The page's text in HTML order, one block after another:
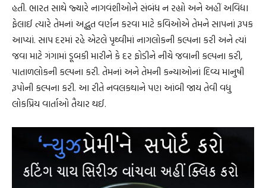
હતી. ભારત સાથે જ્યારે નાગવંશીઓને સંબંધ ન રહ્યો અને અહીં અવિદ્યા
ફેલાઈ ત્યારે તેમનાં અદ્ભુત વર્ણન કરવા માટે કવિઓએ તેમને સાપનાં રૂપક
આપ્યાં. સાપ દરમાં રહે એટલે પૃથ્વીમાં નાગલોકની કલ્પના કરી અને ત્યાં
જવા માટે ગંગામાં ડૂબકી મારીને કે દર ફોડીને નીચે જવાની કલ્પના કરી,
પાતાળલોકની કલ્પના કરી. તેમનાં અને તેમની કન્યાઓનાં દિવ્ય માનુષી
રૂપોની કલ્પના કરી. આ રીતે નવલકથાને પણ આંબી જાય તેવી વધુ
લોકપ્રિય વાર્તાઓ તૈયાર થઈ.